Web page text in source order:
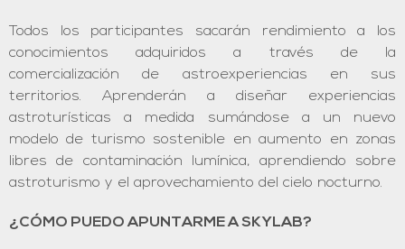
Todos los participantes sacarán rendimiento a los
conocimientos adquiridos a través de la
comercialización de astroexperiencias en sus
territorios. Aprenderán a diseñar experiencias
astroturísticas a medida sumándose a un nuevo
modelo de turismo sostenible en aumento en zonas
libres de contaminación lumínica, aprendiendo sobre
astroturismo y el aprovechamiento del cielo nocturno.
¿CÓMO PUEDO APUNTARME A SKYLAB?